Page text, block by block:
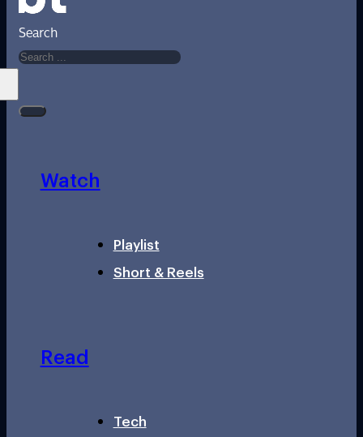
Search
Watch
Playlist
Short & Reels
Read
Tech